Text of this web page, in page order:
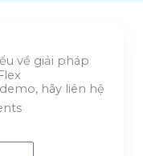
về giải pháp
hãy liên hệ